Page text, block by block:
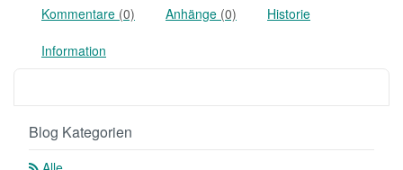
Kommentare (0) Anhänge (0) Historie
Information
Blog Kategorien